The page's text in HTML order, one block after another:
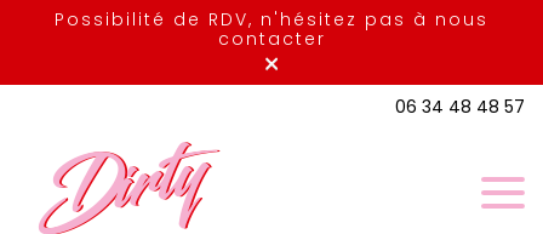
Possibilité de RDV, n'hésitez pas à nous
contacter
×
06 34 48 48 57